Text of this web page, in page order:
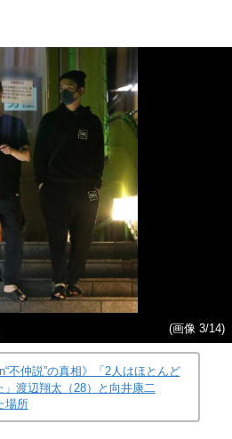
(画像 3/14)
不仲説”の真相》「2人はほとんど
渡辺翔太（28）と向井康二
場所